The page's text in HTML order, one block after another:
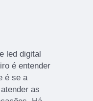
led digital
é entender
é se a
as